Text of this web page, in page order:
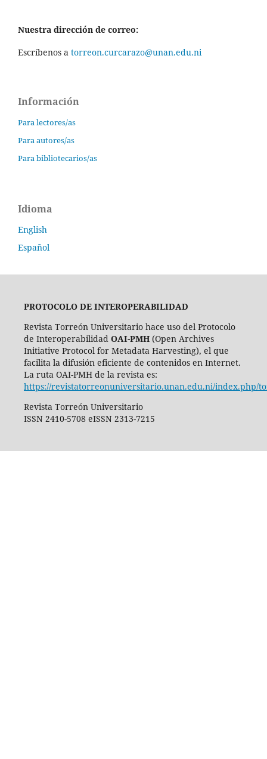
Nuestra dirección de correo:
Escríbenos a torreon.curcarazo@unan.edu.ni
Información
Para lectores/as
Para autores/as
Para bibliotecarios/as
Idioma
English
Español
PROTOCOLO DE INTEROPERABILIDAD
Revista Torreón Universitario hace uso del Protocolo
de InteroperabilidadOAI-PMH(Open Archives
Initiative Protocol for Metadata Harvesting), el que
facilita la difusión eficiente de contenidos en Internet.
La ruta OAI-PMH de la revista es:
https://revistatorreonuniversitario.unan.edu.ni/index.php/
Revista Torreón Universitario
ISSN 2410-5708 eISSN 2313-7215